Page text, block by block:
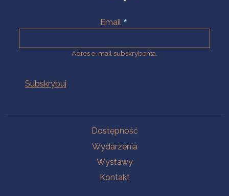
Email
Adres e-mail subskrybenta.
Dostępność
Wydarzenia
Wystawy
Kontakt